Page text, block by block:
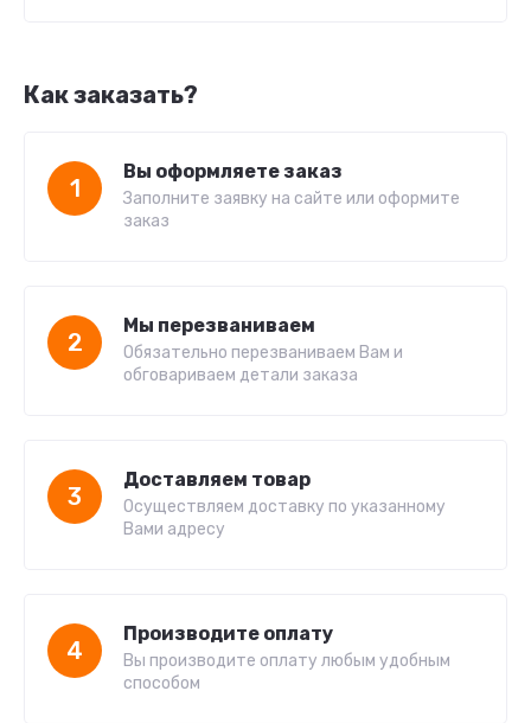
Как заказать?
1
Вы оформляете заказ
Заполните заявку на сайте или оформите
заказ
2
Мы перезваниваем
Обязательно перезваниваем Вам и
обговариваем детали заказа
3
Доставляем товар
Осуществляем доставку по указанному
Вами адресу
4
Производите оплату
Вы производите оплату любым удобным
способом